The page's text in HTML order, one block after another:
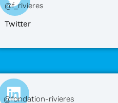
@f_rivieres
Twitter
@fondation-rivieres